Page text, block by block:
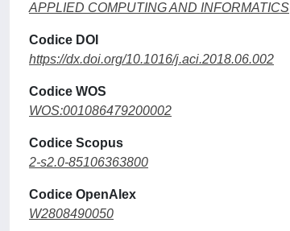
APPLIED COMPUTING AND INFORMATICS
Codice DOI
https://dx.doi.org/10.1016/j.aci.2018.06.002
Codice WOS
WOS:001086479200002
Codice Scopus
2-s2.0-85106363800
Codice OpenAlex
W2808490050